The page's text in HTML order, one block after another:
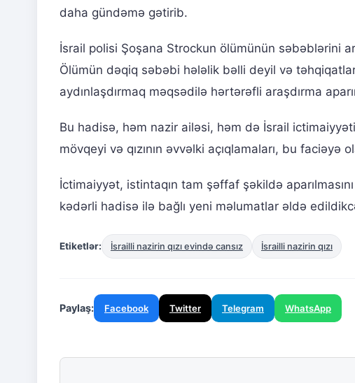
daha gündəmə gətirib.
İsrail polisi Şoşana Strockun ölümünün səbəblərini
Ölümün dəqiq səbəbi hələlik bəlli deyil və
aydınlaşdırmaq məqsədilə hərtərəfli araşdırma
Bu hadisə, həm nazir ailəsi, həm də İsrail
mövqeyi və qızının əvvəlki açıqlamaları, bu faciəyə
İctimaiyyət, istintaqın tam şəffaf şəkildə
kədərli hadisə ilə bağlı yeni məlumatlar əldə
Etiketlər: İsrailli nazirin qızı evində cansız İsrailli nazirin qızı
Paylaş: Facebook Twitter Telegram WhatsApp